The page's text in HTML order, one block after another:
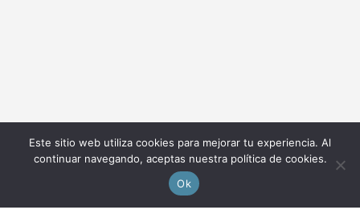
Este sitio web utiliza cookies para mejorar tu experiencia. Al
continuar navegando, aceptas nuestra política de cookies.
Ok